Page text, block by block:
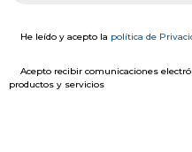
He leído y acepto la política de
Acepto recibir comunicaciones
productos y servicios